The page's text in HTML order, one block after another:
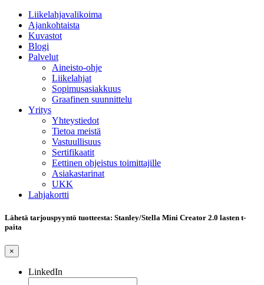
Liikelahjavalikoima
Ajankohtaista
Kuvastot
Blogi
Palvelut
Aineisto-ohje
Liikelahjat
Sopimusasiakkuus
Graafinen suunnittelu
Yritys
Yhteystiedot
Tietoa meistä
Vastuullisuus
Sertifikaatit
Eettinen ohjeistus toimittajille
Asiakastarinat
UKK
Lahjakortti
Lähetä tarjouspyyntö tuotteesta: Stanley/Stella Mini Creator 2.0 lasten t-
paita
×
LinkedIn